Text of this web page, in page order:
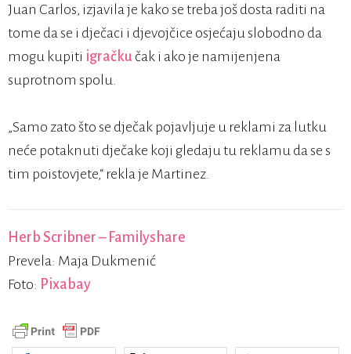
Juan Carlos, izjavila je kako se treba još dosta raditi na
tome da se i dječaci i djevojčice osjećaju slobodno da
mogu kupiti igračku čak i ako je namijenjena
suprotnom spolu.
„Samo zato što se dječak pojavljuje u reklami za lutku
neće potaknuti dječake koji gledaju tu reklamu da se s
tim poistovjete,“ rekla je Martinez.
Herb Scribner – Familyshare
Prevela: Maja Dukmenić
Foto: Pixabay